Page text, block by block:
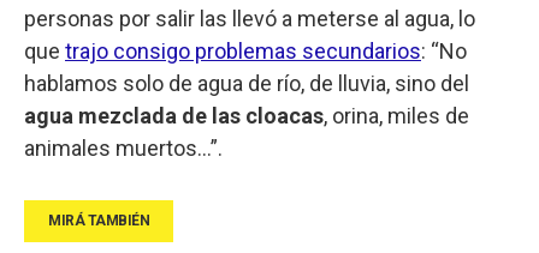
personas por salir las llevó a meterse al agua, lo
que trajo consigo problemas secundarios: “No
hablamos solo de agua de río, de lluvia, sino del
agua mezclada de las cloacas, orina, miles de
animales muertos…”.